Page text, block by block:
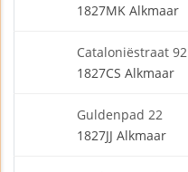
1827MK Alkmaar
Cataloniëstraat 92
1827CS Alkmaar
Guldenpad 22
1827JJ Alkmaar